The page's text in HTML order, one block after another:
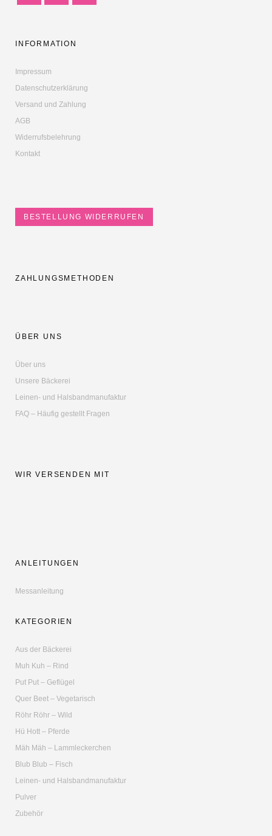
INFORMATION
Impressum
Datenschutzerklärung
Versand und Zahlung
AGB
Widerrufsbelehrung
Kontakt
BESTELLUNG WIDERRUFEN
ZAHLUNGSMETHODEN
ÜBER UNS
Über uns
Unsere Bäckerei
Leinen- und Halsbandmanufaktur
FAQ – Häufig gestellt Fragen
WIR VERSENDEN MIT
ANLEITUNGEN
Messanleitung
KATEGORIEN
Aus der Bäckerei
Muh Kuh – Rind
Put Put – Geflügel
Quer Beet – Vegetarisch
Röhr Röhr – Wild
Hü Hott – Pferde
Mäh Mäh – Lammleckerchen
Blub Blub – Fisch
Leinen- und Halsbandmanufaktur
Pulver
Zubehör